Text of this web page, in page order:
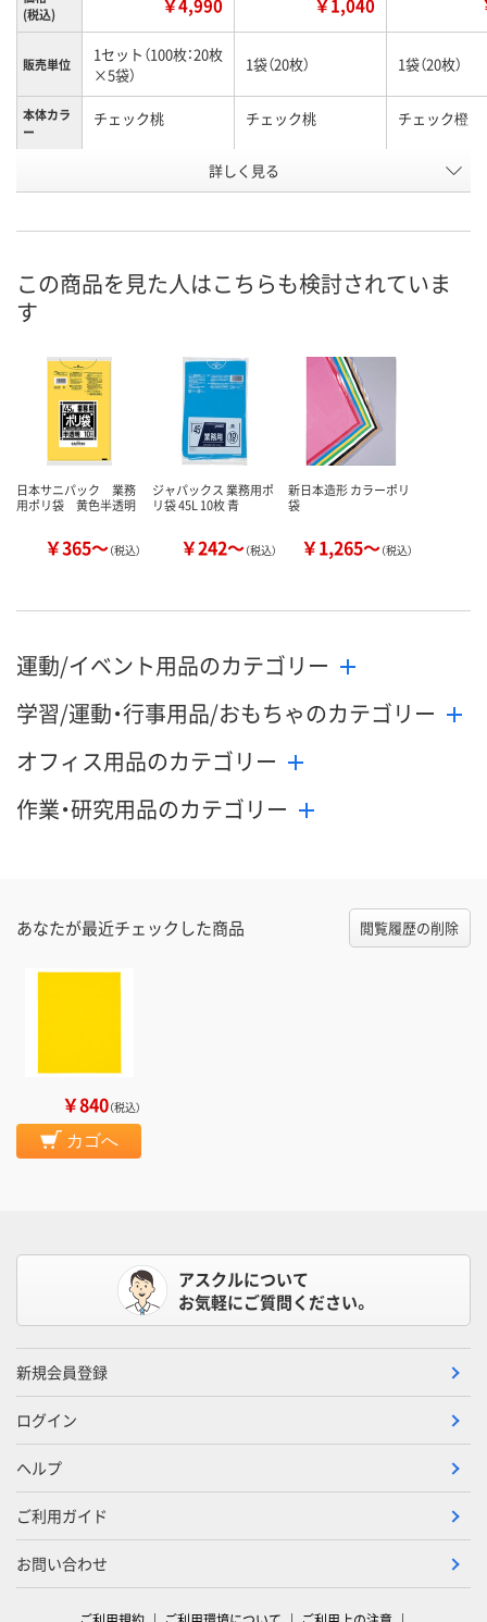
(税込)
￥4,990 ￥1,040
販売単位
1セット（100枚：20枚
×5袋）
1袋（20枚） 1袋（20枚）
本体カラ
ー
チェック桃 チェック桃 チェック橙
AU01375 AU01383
8月11日（火）
カゴへ カゴへ
詳しく見る
この商品を見た人はこちらも検討されていま
す
日本サニパック 業務
用ポリ袋 黄色半透明
￥365～（税込）
ジャパックス 業務用ポ
リ袋 45L 10枚 青
￥242～（税込）
新日本造形 カラーポリ
袋
￥1,265～（税込）
運動/イベント用品のカテゴリー
学習/運動・行事用品/おもちゃのカテゴリー
オフィス用品のカテゴリー
作業・研究用品のカテゴリー
あなたが最近チェックした商品 閲覧履歴の削除
￥840（税込）
カゴへ
アスクルについて
お気軽にご質問ください。
新規会員登録
ログイン
ヘルプ
ご利用ガイド
お問い合わせ